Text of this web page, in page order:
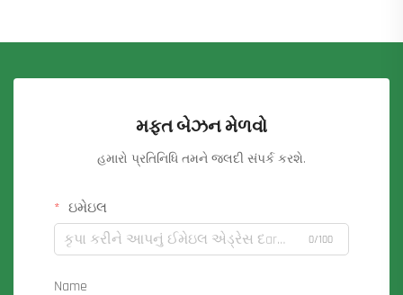
મફત બેઝન મેળવો
હમારો પ્રતિનિધિ તમને જલદી સંપર્ક કરશે.
ઇમેઇલ
0/100
Name